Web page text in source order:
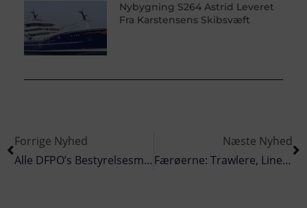
Nybygning S264 Astrid Leveret
Fra Karstensens Skibsvæft
Forrige Nyhed
Alle DFPO’s Bestyrelsesmedlemmer Fortsætter Efter Kredsindstillinger
Næste Nyhed
Færøerne: Trawlere, Linefartøjer Og Garnbåde Lander I Tórshavn